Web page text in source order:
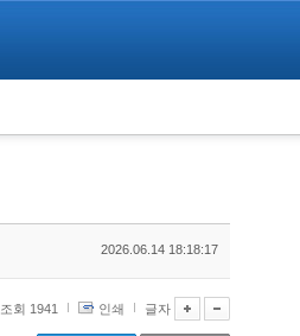
2026.06.14 18:18:17
조회 1941 인쇄 글자